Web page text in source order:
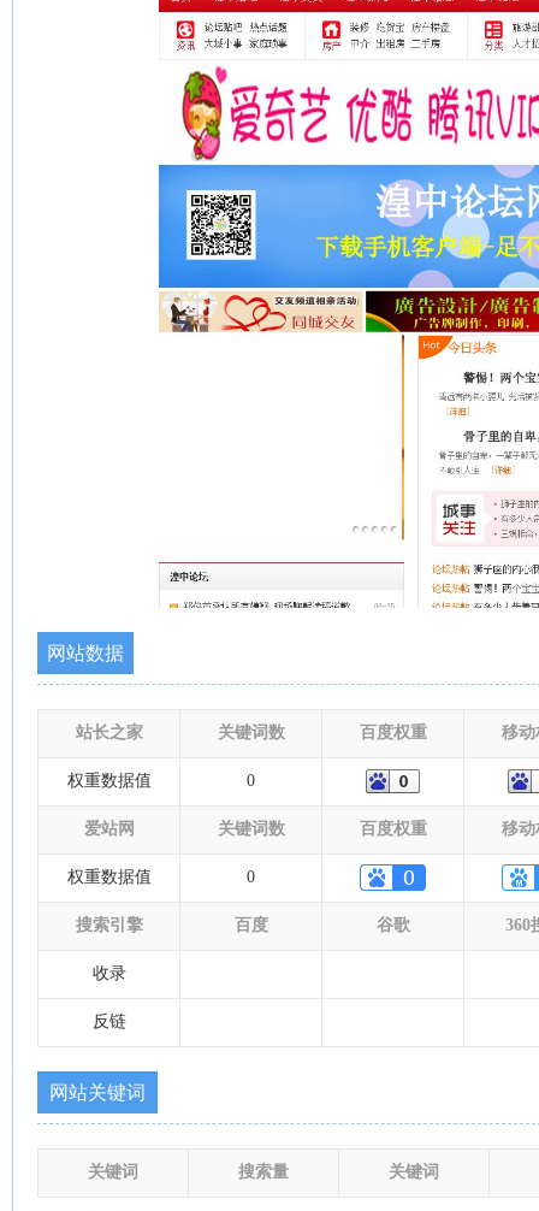
网站数据
站长之家 关键词数 百度权重 移动
权重数据值 0
爱站网 关键词数 百度权重 移动
权重数据值 0
搜索引擎 百度 谷歌 360
收录
反链
网站关键词
关键词 搜索量 关键词